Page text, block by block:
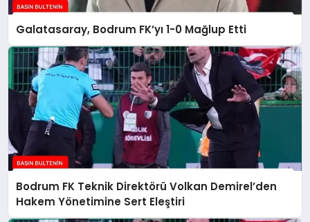
Galatasaray, Bodrum FK’yı 1-0 Mağlup Etti
Bodrum FK Teknik Direktörü Volkan Demirel’den
Hakem Yönetimine Sert Eleştiri